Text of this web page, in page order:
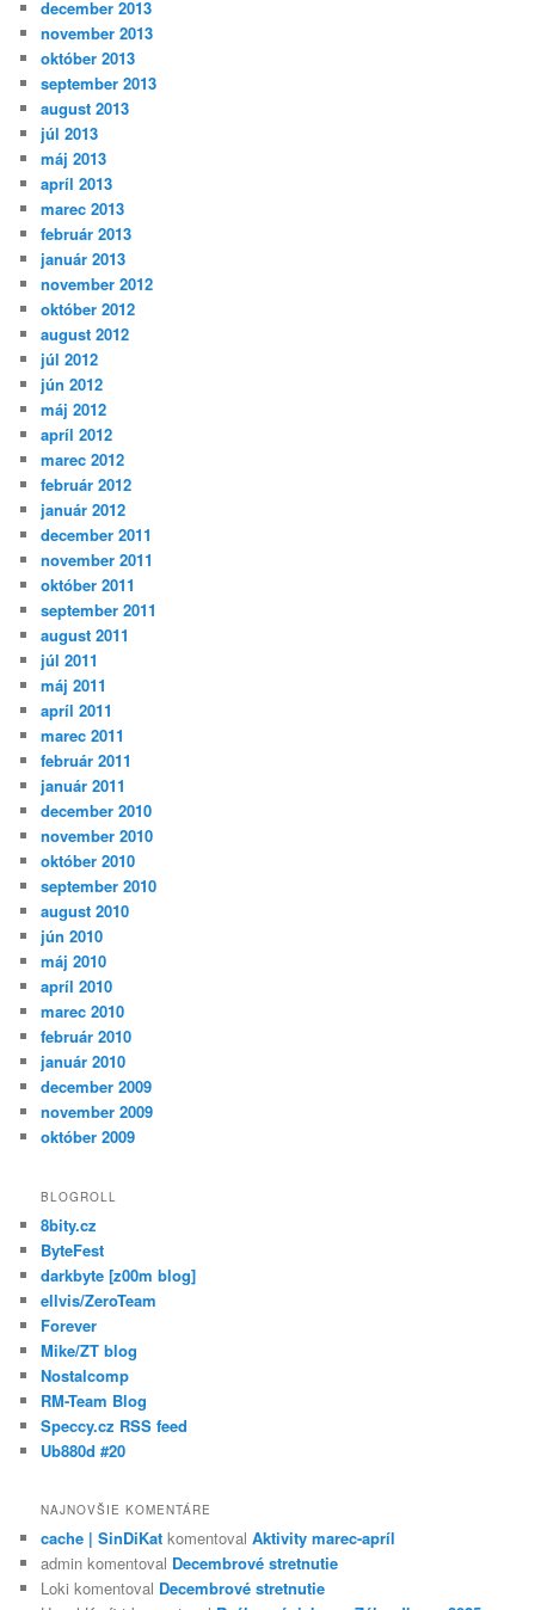
december 2013
november 2013
október 2013
september 2013
august 2013
júl 2013
máj 2013
apríl 2013
marec 2013
február 2013
január 2013
november 2012
október 2012
august 2012
júl 2012
jún 2012
máj 2012
apríl 2012
marec 2012
február 2012
január 2012
december 2011
november 2011
október 2011
september 2011
august 2011
júl 2011
máj 2011
apríl 2011
marec 2011
február 2011
január 2011
december 2010
november 2010
október 2010
september 2010
august 2010
jún 2010
máj 2010
apríl 2010
marec 2010
február 2010
január 2010
december 2009
november 2009
október 2009
BLOGROLL
8bity.cz
ByteFest
darkbyte [z00m blog]
ellvis/ZeroTeam
Forever
Mike/ZT blog
Nostalcomp
RM-Team Blog
Speccy.cz RSS feed
Ub880d #20
NAJNOVŠIE KOMENTÁRE
cache | SinDiKat komentovalAktivity marec-apríl
admin komentoval Decembrové stretnutie
Loki komentoval Decembrové stretnutie